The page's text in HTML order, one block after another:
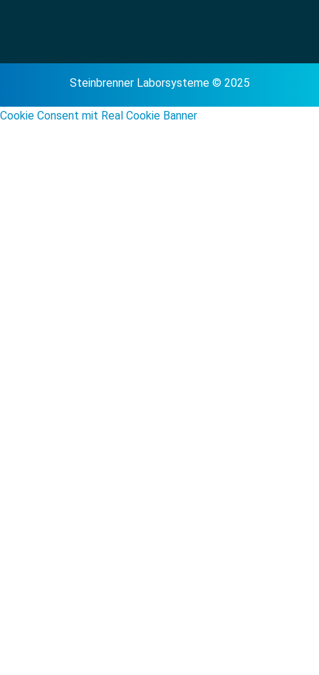
Steinbrenner Laborsysteme © 2025
Cookie Consent mit Real Cookie Banner